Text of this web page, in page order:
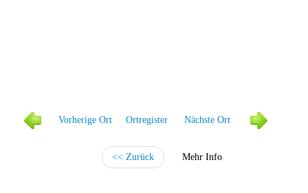
Vorherige Ort Ortregister Nächste Ort
<< Zurück Mehr Info